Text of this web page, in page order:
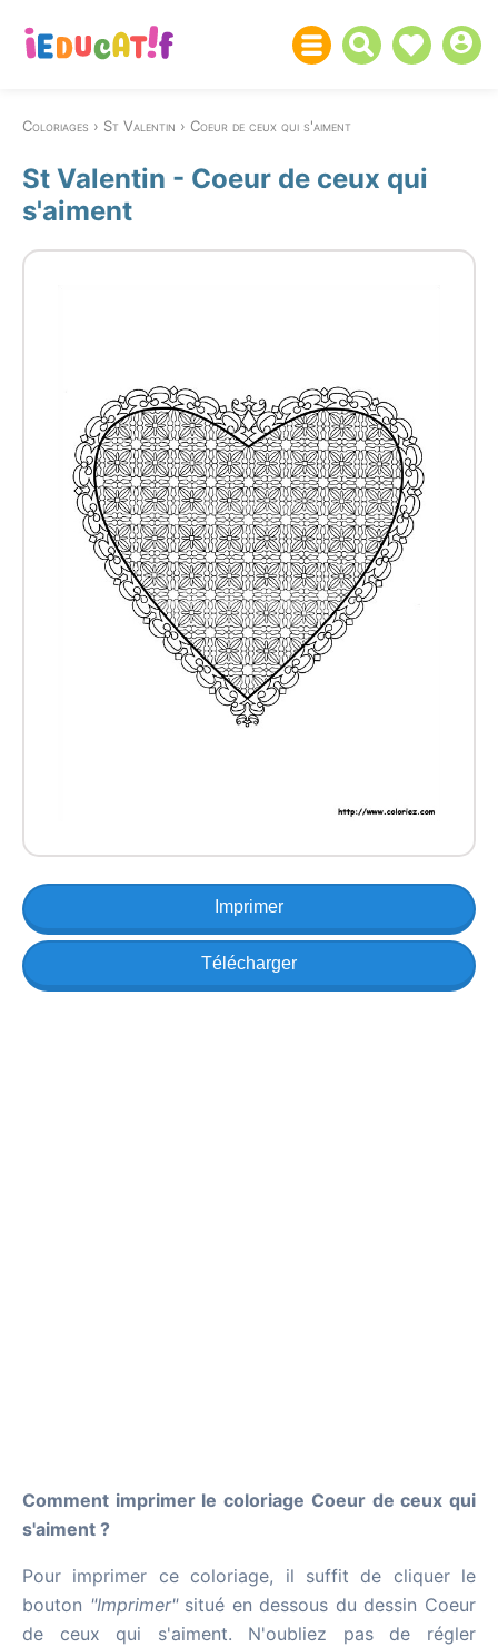
Coloriages St Valentin Coeur de ceux qui s'aiment
St Valentin - Coeur de ceux qui
s'aiment
Imprimer
Télécharger
Comment imprimer le coloriage Coeur de ceux qui
s'aiment ?
Pour imprimer ce coloriage, il suffit de cliquer le
bouton "Imprimer"situé en dessous du dessin Coeur
de ceux qui s'aiment. N'oubliez pas de régler